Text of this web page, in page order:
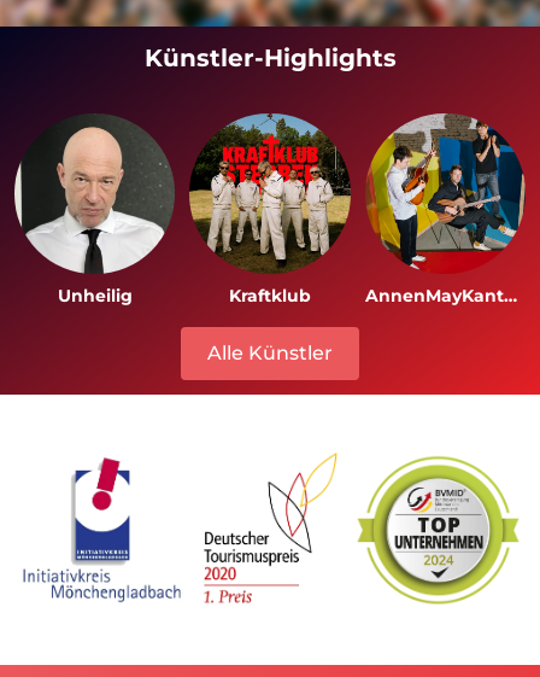
Künstler-Highlights
Unheilig Kraftklub AnnenMayKantereit
Alle Künstler